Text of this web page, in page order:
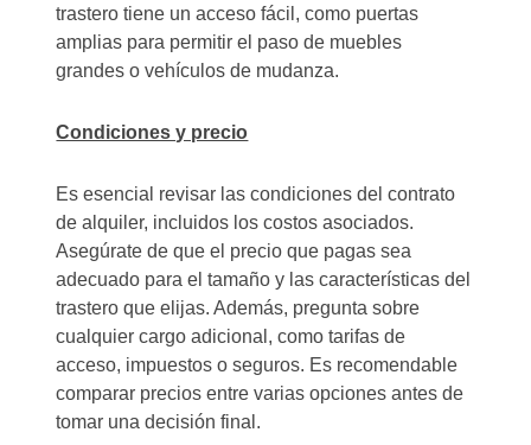
trastero tiene un acceso fácil, como puertas
amplias para permitir el paso de muebles
grandes o vehículos de mudanza.
Condiciones y precio
Es esencial revisar las condiciones del contrato
de alquiler, incluidos los costos asociados.
Asegúrate de que el precio que pagas sea
adecuado para el tamaño y las características del
trastero que elijas. Además, pregunta sobre
cualquier cargo adicional, como tarifas de
acceso, impuestos o seguros. Es recomendable
comparar precios entre varias opciones antes de
tomar una decisión final.